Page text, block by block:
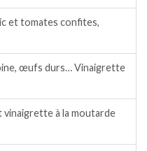
et tomates confites,
œufs durs… Vinaigrette
vinaigrette à la moutarde